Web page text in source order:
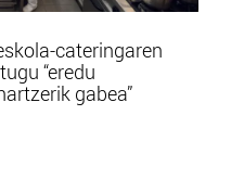
cateringaren
“eredu
gabea”